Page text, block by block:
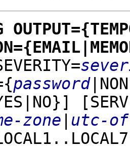
password
zone
utc-